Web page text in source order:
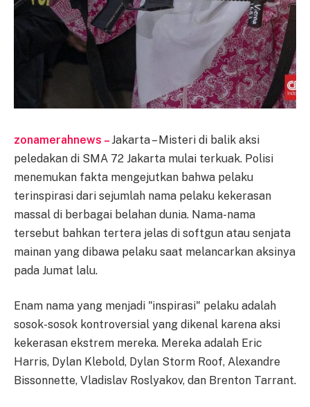
zonamerahnews – Jakarta – Misteri di balik aksi
peledakan di SMA 72 Jakarta mulai terkuak. Polisi
menemukan fakta mengejutkan bahwa pelaku
terinspirasi dari sejumlah nama pelaku kekerasan
massal di berbagai belahan dunia. Nama-nama
tersebut bahkan tertera jelas di softgun atau senjata
mainan yang dibawa pelaku saat melancarkan aksinya
pada Jumat lalu.
Enam nama yang menjadi "inspirasi" pelaku adalah
sosok-sosok kontroversial yang dikenal karena aksi
kekerasan ekstrem mereka. Mereka adalah Eric
Harris, Dylan Klebold, Dylan Storm Roof, Alexandre
Bissonnette, Vladislav Roslyakov, dan Brenton Tarrant.